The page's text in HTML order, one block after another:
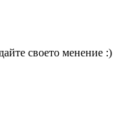
своето менение :)